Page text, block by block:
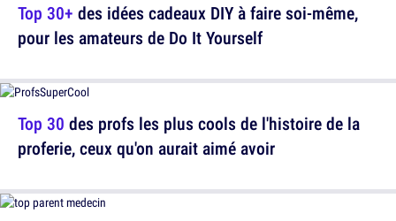
Top 30 des profs les plus cools de l'histoire de la
proferie, ceux qu'on aurait aimé avoir
Top 30+ des idées cadeaux DIY à faire soi-même,
pour les amateurs de Do It Yourself